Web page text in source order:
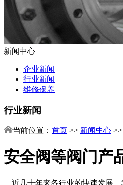
新闻中心
企业新闻
行业新闻
维修保养
行业新闻
当前位置： 首页 >> 新闻中心 >>
安全阀等阀门产
近几十年来各行业的快速发展，